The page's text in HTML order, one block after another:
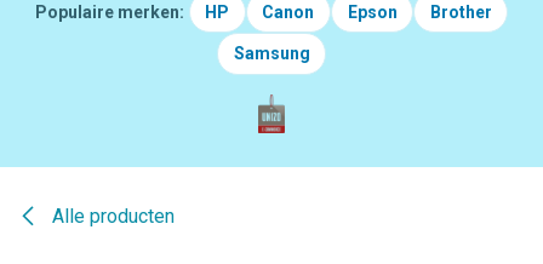
Populaire merken: HP Canon Epson Brother
Samsung
Alle producten